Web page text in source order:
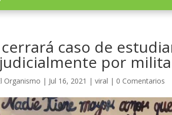
cerrará caso de
por
Organismo | Jul 16, 2021 |viral | 0 Comentarios